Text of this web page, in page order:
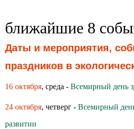
ближайшие 8
Даты и мероприятия,
праздников в
16 октября, среда - Всемирный день
24 октября, четверг - Всемирный
развитии